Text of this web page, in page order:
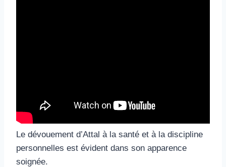
Le dévouement d’Attal à la santé et à la discipline
personnelles est évident dans son apparence
soignée.